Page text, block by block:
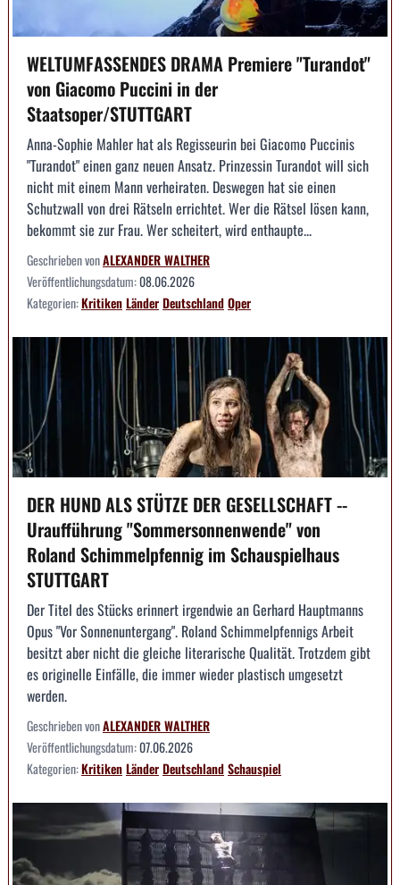
WELTUMFASSENDES DRAMA Premiere "Turandot"
von Giacomo Puccini in der
Staatsoper/STUTTGART
Anna-Sophie Mahler hat als Regisseurin bei Giacomo Puccinis
"Turandot" einen ganz neuen Ansatz. Prinzessin Turandot will sich
nicht mit einem Mann verheiraten. Deswegen hat sie einen
Schutzwall von drei Rätseln errichtet. Wer die Rätsel lösen kann,
bekommt sie zur Frau. Wer scheitert, wird enthaupte...
Geschrieben vonALEXANDER WALTHER
Veröffentlichungsdatum:08.06.2026
Kategorien:KritikenLänderDeutschlandOper
DER HUND ALS STÜTZE DER GESELLSCHAFT --
Uraufführung "Sommersonnenwende" von
Roland Schimmelpfennig im Schauspielhaus
STUTTGART
Der Titel des Stücks erinnert irgendwie an Gerhard Hauptmanns
Opus "Vor Sonnenuntergang". Roland Schimmelpfennigs Arbeit
besitzt aber nicht die gleiche literarische Qualität. Trotzdem gibt
es originelle Einfälle, die immer wieder plastisch umgesetzt
werden.
Geschrieben vonALEXANDER WALTHER
Veröffentlichungsdatum:07.06.2026
Kategorien:KritikenLänderDeutschlandSchauspiel